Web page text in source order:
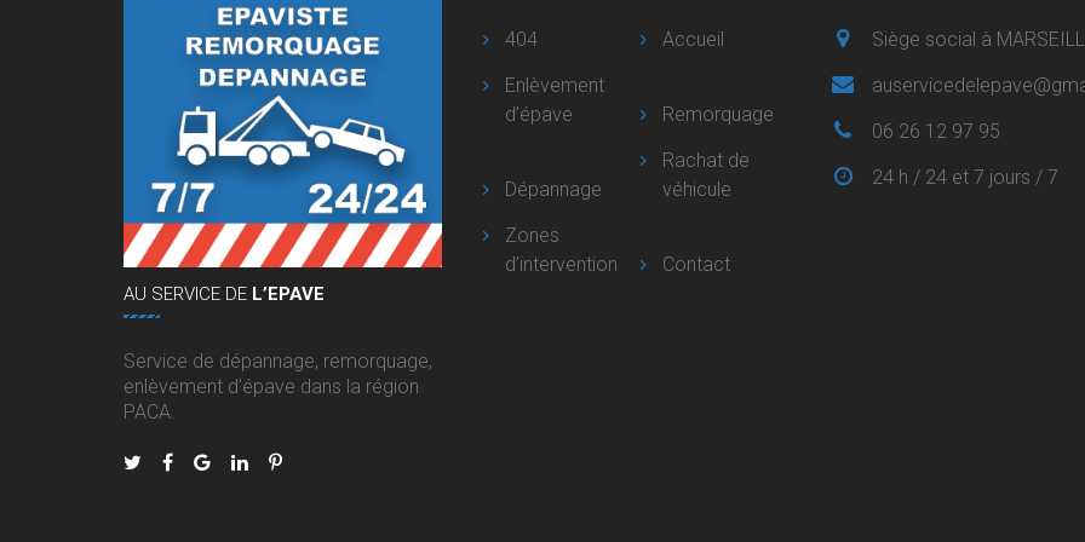
AU SERVICE DE L’EPAVE
Service de dépannage, remorquage,
enlèvement d’épave dans la région
PACA.
404
Accueil
Enlèvement
d’épave
Remorquage
Dépannage
Rachat de
véhicule
Zones
d’intervention
Contact
Siège social à
06 26 12 97 95
24 h / 24 et 7 jours / 7